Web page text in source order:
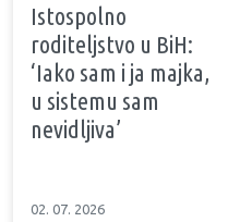
Istospolno
roditeljstvo u BiH:
‘Iako sam i ja majka,
u sistemu sam
nevidljiva’
02. 07. 2026